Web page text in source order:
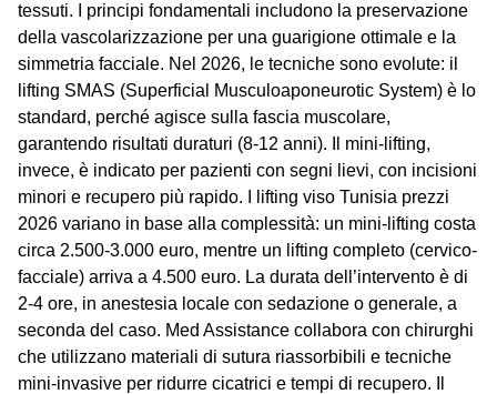
tessuti. I principi fondamentali includono la preservazione
della vascolarizzazione per una guarigione ottimale e la
simmetria facciale. Nel 2026, le tecniche sono evolute: il
lifting SMAS (Superficial Musculoaponeurotic System) è lo
standard, perché agisce sulla fascia muscolare,
garantendo risultati duraturi (8-12 anni). Il mini-lifting,
invece, è indicato per pazienti con segni lievi, con incisioni
minori e recupero più rapido. I
lifting viso Tunisia prezzi
2026 variano in base alla complessità: un mini-lifting costa
circa 2.500-3.000 euro, mentre un lifting completo (cervico-
facciale) arriva a 4.500 euro. La durata dell’intervento è di
2-4 ore, in anestesia locale con sedazione o generale, a
seconda del caso. Med Assistance collabora con chirurghi
che utilizzano materiali di sutura riassorbibili e tecniche
mini-invasive per ridurre cicatrici e tempi di recupero. Il